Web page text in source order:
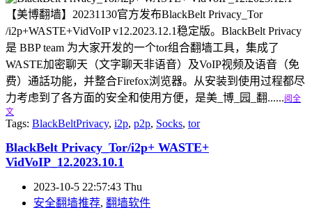
【美博翻墙】20231130官方发布BlackBelt Privacy_Tor
/i2p+WASTE+VidVoIP v12.2023.12.1稳定版。BlackBelt Privacy
是 BBP team 为大家开发的一个tor组合翻墙工具，集成了
WASTE加密聊天（文字聊天非语音）及VoIP视频及语音（免
费）通話功能，并整合Firefox浏览器。从安装到使用过程都尽
力考虑到了各方面的安全和使用方便，是美_博_园_翻......阅全
文
Tags: BlackBeltPrivacy, i2p, p2p, Socks, tor
BlackBelt Privacy_Tor/i2p+ WASTE+
VidVoIP_12.2023.10.1
2023-10-5 22:57:43 Thu
安全翻墙推荐, 翻墙软件